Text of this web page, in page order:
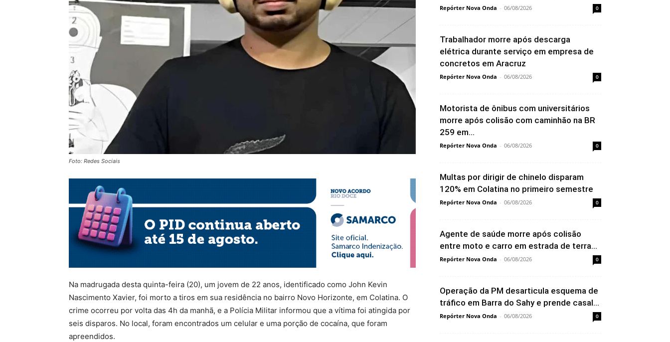
Foto: Redes Sociais
Na madrugada desta quinta-feira (20), um jovem de 22 anos, identificado como John Kevin
Nascimento Xavier, foi morto a tiros em sua residência no bairro Novo Horizonte, em Colatina. O
crime ocorreu por volta das 4h da manhã, e a Polícia Militar informou que a vítima foi atingida por
seis disparos. No local, foram encontrados um celular e uma porção de cocaína, que foram
apreendidos.
Repórter Nova Onda - 06/08/2026 0
Trabalhador morre após descarga
elétrica durante serviço em empresa de
concretos em Aracruz
Repórter Nova Onda - 06/08/2026 0
Motorista de ônibus com universitários
morre após colisão com caminhão na BR
259 em...
Repórter Nova Onda - 06/08/2026 0
Multas por dirigir de chinelo disparam
120% em Colatina no primeiro semestre
Repórter Nova Onda - 06/08/2026 0
Agente de saúde morre após colisão
entre moto e carro em estrada de terra...
Repórter Nova Onda - 06/08/2026 0
Operação da PM desarticula esquema de
tráfico em Barra do Sahy e prende casal...
Repórter Nova Onda - 06/08/2026 0